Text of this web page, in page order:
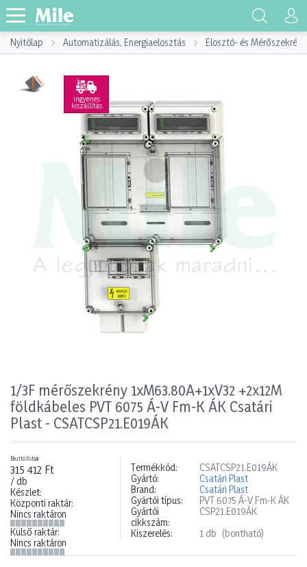
Nyitólap Automatizálás, Energiaelosztás Elosztó- és Mérőszekrény
ingyenes
kiszállítás
1/3F mérőszekrény 1xM63.80A+1xV32 +2x12M
földkábeles PVT 6075 Á-V Fm-K ÁK Csatári
Plast - CSATCSP21.E019ÁK
Bruttó listaár
315 412 Ft
/ db
Készlet:
Központi raktár:
Nincs raktáron
Külső raktár:
Nincs raktáron
Termékkód:
CSATCSP21.E019ÁK
Gyártó:
Csatári Plast
Brand:
Csatári Plast
Gyártói típus:
PVT 6075 Á-V Fm-K ÁK
Gyártói
cikkszám:
CSP21.E019ÁK
Kiszerelés:
1 db (bontható)